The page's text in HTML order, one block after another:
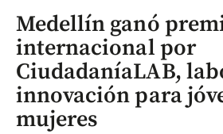
Medellín ganó
internacional por
CiudadaníaLAB,
innovación para
mujeres